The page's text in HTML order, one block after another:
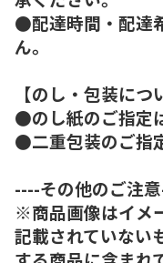
●配達時間・配達
ん。
【のし・包装につ
●のし紙のご指定
●二重包装のご指
----その他のご注
※商品画像はイメ
記載されていない